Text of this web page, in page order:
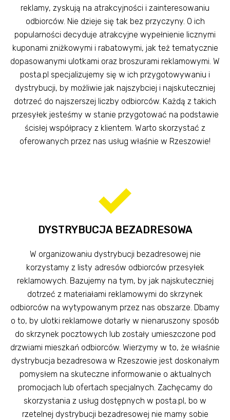
reklamy, zyskują na atrakcyjności i zainteresowaniu
odbiorców. Nie dzieje się tak bez przyczyny. O ich
popularności decyduje atrakcyjne wypełnienie licznymi
kuponami zniżkowymi i rabatowymi, jak też tematycznie
dopasowanymi ulotkami oraz broszurami reklamowymi. W
posta.pl specjalizujemy się w ich przygotowywaniu i
dystrybucji, by możliwie jak najszybciej i najskuteczniej
dotrzeć do najszerszej liczby odbiorców. Każdą z takich
przesyłek jesteśmy w stanie przygotować na podstawie
ścisłej współpracy z klientem. Warto skorzystać z
oferowanych przez nas usług właśnie w Rzeszowie!
DYSTRYBUCJA BEZADRESOWA
W organizowaniu dystrybucji bezadresowej nie
korzystamy z listy adresów odbiorców przesyłek
reklamowych. Bazujemy na tym, by jak najskuteczniej
dotrzeć z materiałami reklamowymi do skrzynek
odbiorców na wytypowanym przez nas obszarze. Dbamy
o to, by ulotki reklamowe dotarły w nienaruszony sposób
do skrzynek pocztowych lub zostały umieszczone pod
drzwiami mieszkań odbiorców. Wierzymy w to, że właśnie
dystrybucja bezadresowa w Rzeszowie jest doskonałym
pomysłem na skuteczne informowanie o aktualnych
promocjach lub ofertach specjalnych. Zachęcamy do
skorzystania z usług dostępnych w posta.pl, bo w
rzetelnej dystrybucji bezadresowej nie mamy sobie